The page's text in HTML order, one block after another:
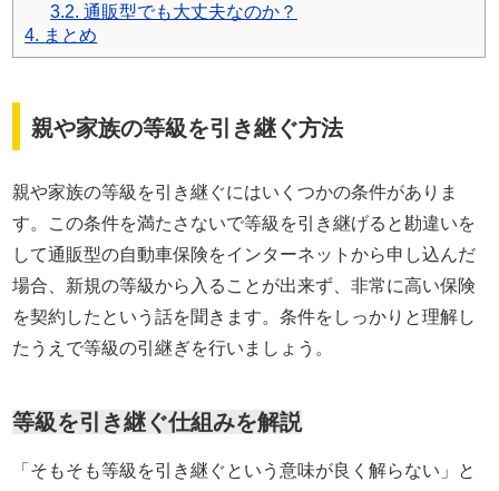
3.2. 通販型でも大丈夫なのか？
4. まとめ
親や家族の等級を引き継ぐ方法
親や家族の等級を引き継ぐにはいくつかの条件がありま
す。この条件を満たさないで等級を引き継げると勘違いを
して通販型の自動車保険をインターネットから申し込んだ
場合、新規の等級から入ることが出来ず、非常に高い保険
を契約したという話を聞きます。条件をしっかりと理解し
たうえで等級の引継ぎを行いましょう。
等級を引き継ぐ仕組みを解説
「そもそも等級を引き継ぐという意味が良く解らない」と